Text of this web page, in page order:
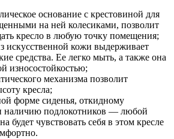
основание с крестовиной для
на ней колесиками, позволит
кресло в любую точку помещения;
искусственной кожи выдерживает
средства. Ее легко мыть, а также она
износостойкостью;
механизма позволит
кресла;
форме сиденья, откидному
наличию подлокотников — любой
будет чувствовать себя в этом кресле